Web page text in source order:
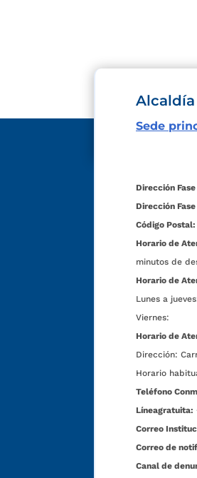
Sede
Dirección Fase
Dirección
Código Postal:
Horario de
minutos de
Horario de
Lunes a
Viernes:
Horario de
Dirección:
Horario
Teléfono
Líneagratuita:
Correo
Correo de
Canal de